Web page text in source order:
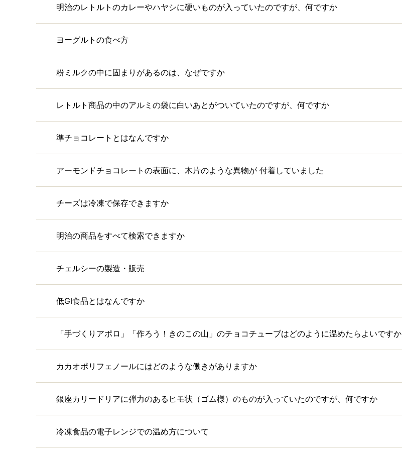
明治のレトルトのカレーやハヤシに硬いものが入っていたのですが、何ですか
ヨーグルトの食べ方
粉ミルクの中に固まりがあるのは、なぜですか
レトルト商品の中のアルミの袋に白いあとがついていたのですが、何ですか
準チョコレートとはなんですか
アーモンドチョコレートの表面に、木片のような異物が 付着していました
チーズは冷凍で保存できますか
明治の商品をすべて検索できますか
チェルシーの製造・販売
低GI食品とはなんですか
「手づくりアポロ」「作ろう！きのこの山」のチョコチューブはどのように温めたらよいですか
カカオポリフェノールにはどのような働きがありますか
銀座カリードリアに弾力のあるヒモ状（ゴム様）のものが入っていたのですが、何ですか
冷凍食品の電子レンジでの温め方について